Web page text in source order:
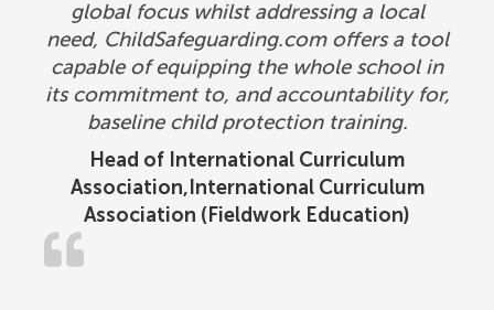
Head of International Curriculum
Association,International Curriculum
Association (Fieldwork Education)
global focus whilst addressing a local
need, ChildSafeguarding.com offers a tool
capable of equipping the whole school in
its commitment to, and accountability for,
baseline child protection training.